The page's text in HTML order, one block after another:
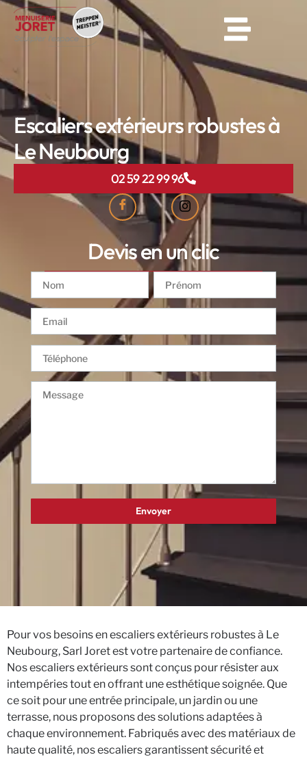
Escaliers extérieurs robustes à
Le Neubourg
02 59 22 99 96
Devis en un clic
Pour vos besoins en escaliers extérieurs robustes à Le
Neubourg, Sarl Joret est votre partenaire de confiance.
Nos escaliers extérieurs sont conçus pour résister aux
intempéries tout en offrant une esthétique soignée. Que
ce soit pour une entrée principale, un jardin ou une
terrasse, nous proposons des solutions adaptées à
chaque environnement. Fabriqués avec des matériaux de
haute qualité, nos escaliers garantissent sécurité et